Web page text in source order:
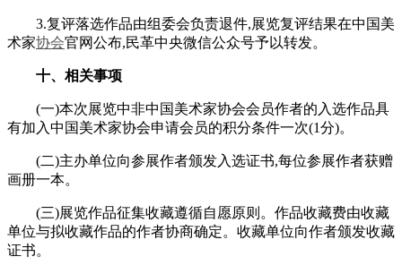
3.复评落选作品由组委会负责退件,展览复评结果在中国美
术家协会官网公布,民革中央微信公众号予以转发。
十、相关事项
(一)本次展览中非中国美术家协会会员作者的入选作品具
有加入中国美术家协会申请会员的积分条件一次(1分)。
(二)主办单位向参展作者颁发入选证书,每位参展作者获赠
画册一本。
(三)展览作品征集收藏遵循自愿原则。作品收藏费由收藏
单位与拟收藏作品的作者协商确定。收藏单位向作者颁发收藏
证书。